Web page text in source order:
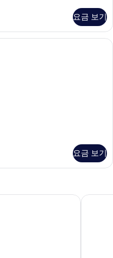
요금 보기
룸, 킹사이즈침대 1개, 정원 전망 | 고
요금 보기
샹그릴